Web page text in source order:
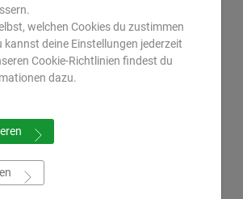
33 337
akademie.at
für Ayurveda
70
akademie.ch
für Ayurveda
welchen Cookies du zustimmen
kannst deine Einstellungen jederzeit
Cookie-Richtlinien findest du
dazu.